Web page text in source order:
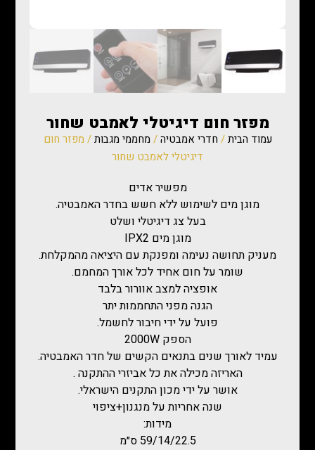
מפזר חום דיגיטלי לאמבט שחור
עמוד הבית/ חדרי אמבטיה/ מחממי מגבות/ מפזר חום
דיגיטלי לאמבט שחור
מפשיר אדים
מוגן מים לשימוש ללא חשש בחדר האמבטיה.
בעל צג דיגיטלי ושלט
מוגן מים IPX2
מעניק תחושה נעימה ומפנקת עם היציאה מהמקלחת.
שומר על חום אחיד לכל אורך המחמם.
אופציה למצב אוורור בלבד
הגנה מפני התחממות יתר
פועל על ידי חיבור לחשמל.
הספק 2000W
עמיד לאורך שנים בתנאים הקשים של חדר האמבטיה.
האריזה מכילה את כל אביזרי ההתקנה .
אושר על ידי מכון התקנים הישראלי.
שנה אחריות על מנגנון+ציפוי
מידות:
59/14/22.5 ס״מ